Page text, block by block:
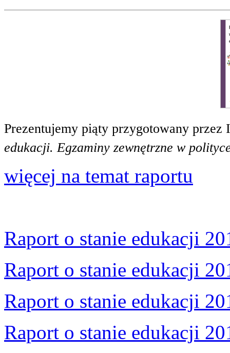
Prezentujemy piąty przygotowany
edukacji. Egzaminy zewnętrzne w
więcej na temat raportu
Raport o stanie edukacji
Raport o stanie edukacji
Raport o stanie edukacji
Raport o stanie edukacji